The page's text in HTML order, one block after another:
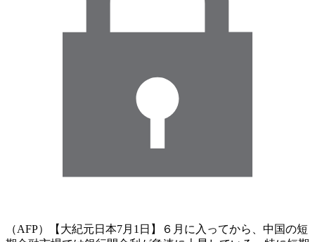
（AFP）【大紀元日本7月1日】６月に入ってから、中国の短